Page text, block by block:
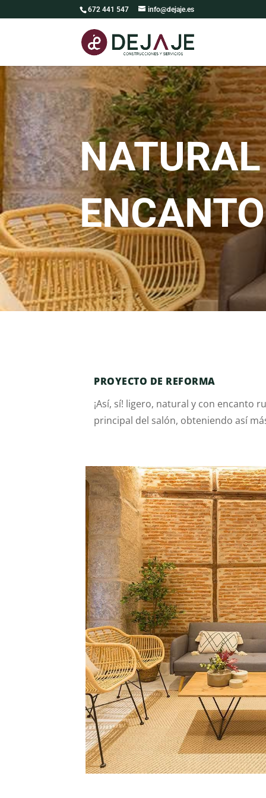
672 441 547 info@dejaje.es
ENCANTO
PROYECTO DE REFORMA
¡Así, sí! ligero, natural y con encanto
principal del salón, obteniendo así